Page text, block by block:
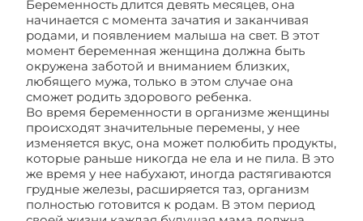
Беременность длится девять месяцев, она
начинается с момента зачатия и заканчивая
родами, и появлением малыша на свет. В этот
момент беременная женщина должна быть
окружена заботой и вниманием близких,
любящего мужа, только в этом случае она
сможет родить здорового ребенка.
Во время беременности в организме женщины
происходят значительные перемены, у нее
изменяется вкус, она может полюбить продукты,
которые раньше никогда не ела и не пила. В это
же время у нее набухают, иногда растягиваются
грудные железы, расширяется таз, организм
полностью готовится к родам. В этом период